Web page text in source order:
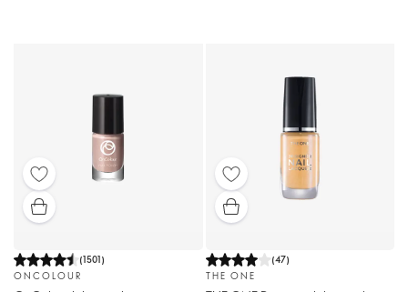
(1501)
ONCOLOUR
(47)
THE ONE